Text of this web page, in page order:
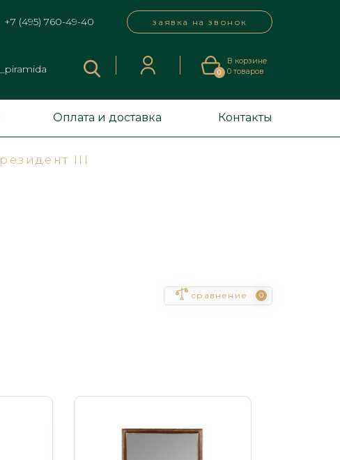
+7 (495) 760-49-40 заявка на звонок
0
В корзине
0товаров
Оплата и доставка Контакты
III
сравнение 0